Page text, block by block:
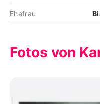
Ehefrau
Fotos von